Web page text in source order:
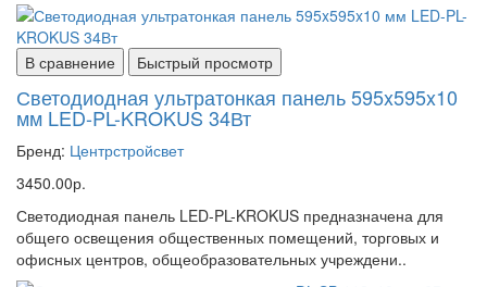
В сравнение Быстрый просмотр
Светодиодная ультратонкая панель 595x595x10
мм LED-PL-KROKUS 34Вт
Бренд: Центрстройсвет
3450.00р.
Светодиодная панель LED-PL-KROKUS предназначена для
общего освещения общественных помещений, торговых и
офисных центров, общеобразовательных учреждени..